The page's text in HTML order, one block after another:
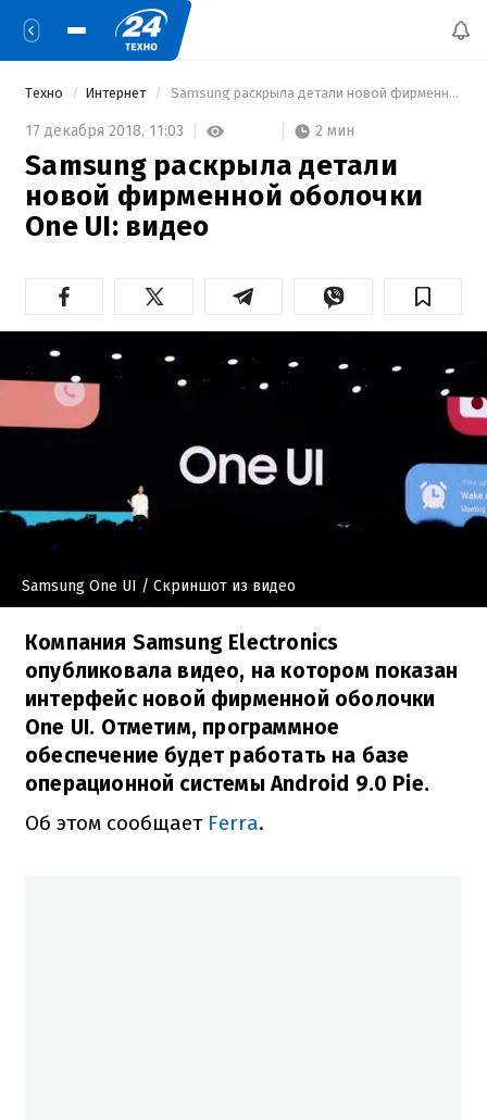
Техно Интернет Samsung раскрыла детали новой фирменной оболочки One UI: видео
17 декабря 2018, 11:03 2 мин
Samsung раскрыла детали
новой фирменной оболочки
One UI: видео
Samsung One UI / Скриншот из видео
Компания Samsung Electronics
опубликовала видео, на котором показан
интерфейс новой фирменной оболочки
One UI. Отметим, программное
обеспечение будет работать на базе
операционной системы Android 9.0 Pie.
Об этом сообщает Ferra.